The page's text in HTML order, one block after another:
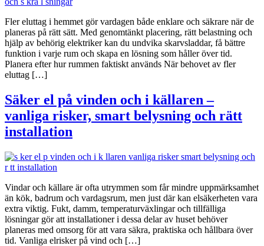
Fler eluttag i hemmet gör vardagen både enklare och säkrare när de
planeras på rätt sätt. Med genomtänkt placering, rätt belastning och
hjälp av behörig elektriker kan du undvika skarvsladdar, få bättre
funktion i varje rum och skapa en lösning som håller över tid.
Planera efter hur rummen faktiskt används När behovet av fler
eluttag […]
Säker el på vinden och i källaren –
vanliga risker, smart belysning och rätt
installation
Vindar och källare är ofta utrymmen som får mindre uppmärksamhet
än kök, badrum och vardagsrum, men just där kan elsäkerheten vara
extra viktig. Fukt, damm, temperaturväxlingar och tillfälliga
lösningar gör att installationer i dessa delar av huset behöver
planeras med omsorg för att vara säkra, praktiska och hållbara över
tid. Vanliga elrisker på vind och […]